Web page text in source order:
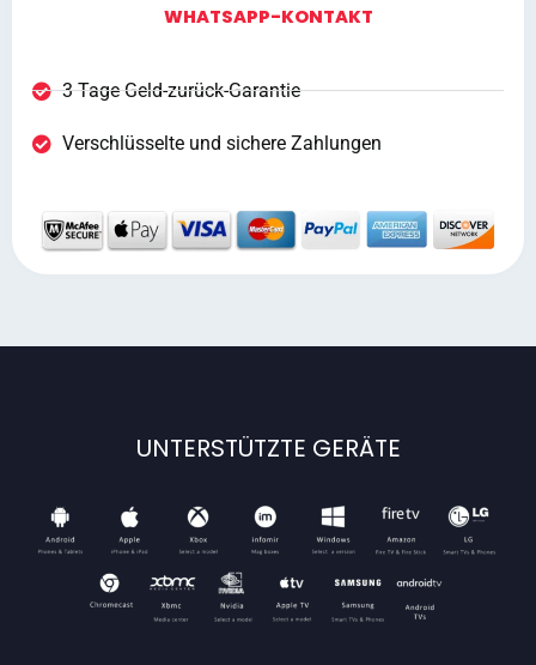
WHATSAPP-KONTAKT
3 Tage Geld-zurück-Garantie
Verschlüsselte und sichere Zahlungen
UNTERSTÜTZTE GERÄTE